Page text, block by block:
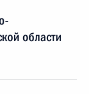
области